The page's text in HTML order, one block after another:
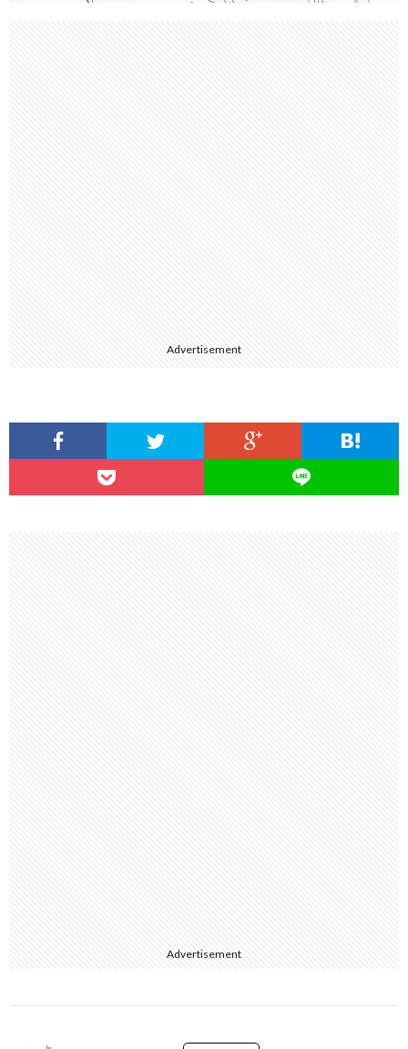
Advertisement
Advertisement